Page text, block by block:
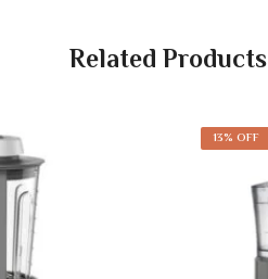
Related Products
13% OFF